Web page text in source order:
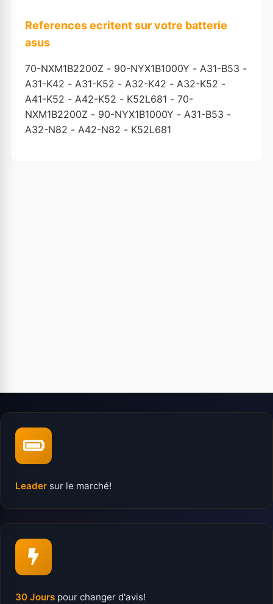
References ecritent sur votre batterie
asus
70-NXM1B2200Z - 90-NYX1B1000Y - A31-B53 -
A31-K42 - A31-K52 - A32-K42 - A32-K52 -
A41-K52 - A42-K52 - K52L681 - 70-
NXM1B2200Z - 90-NYX1B1000Y - A31-B53 -
A32-N82 - A42-N82 - K52L681
Leader sur le marché!
30 Jours pour changer d'avis!